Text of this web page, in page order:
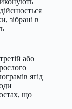
зібрані в
або
ягід
що